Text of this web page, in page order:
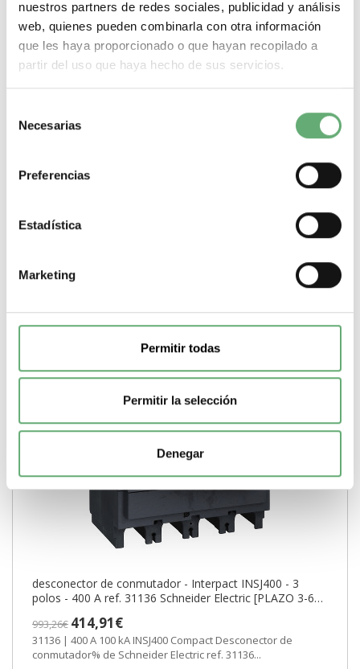
nuestros partners de redes sociales, publicidad y análisis
web, quienes pueden combinarla con otra información
que les haya proporcionado o que hayan recopilado a
partir del uso que haya hecho de sus servicios.
Necesarias
Preferencias
Estadística
Marketing
Permitir todas
Permitir la selección
Denegar
Espaciadores de 95 mm de paso polar - 3 polos - para
NS/INV800..1600 ref. 31305 Schneider Electric [PLAZO 3-
31305 | Espaciador de Schneider Electric ref. 31305 Precio:
- +
desconector de conmutador - Interpact INSJ400 - 3
polos - 400 A ref. 31136 Schneider Electric [PLAZO 3-6
993,26€ 414,91€
31136 | 400 A 100 kA INSJ400 Compact Desconector de
conmutador% de Schneider Electric ref. 31136...